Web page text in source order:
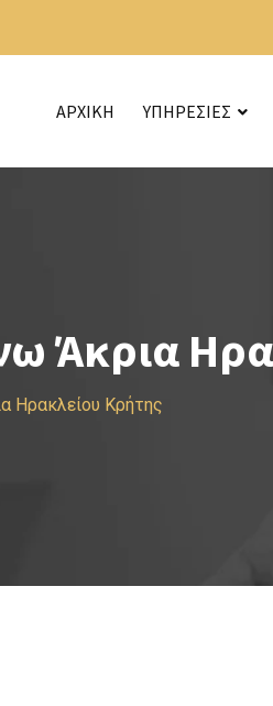
ΑΡΧΙΚΗ ΥΠΗΡΕΣΙΕΣ
Άκρια
Ηρακλείου Κρήτης